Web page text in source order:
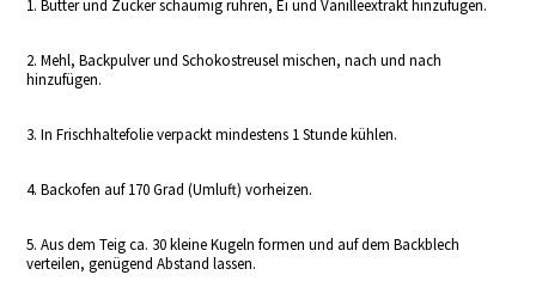
1. Butter und Zucker schaumig rühren, Ei und Vanilleextrakt hinzufügen.
2. Mehl, Backpulver und Schokostreusel mischen, nach und nach
hinzufügen.
3. In Frischhaltefolie verpackt mindestens 1 Stunde kühlen.
4. Backofen auf 170 Grad (Umluft) vorheizen.
5. Aus dem Teig ca. 30 kleine Kugeln formen und auf dem Backblech
verteilen, genügend Abstand lassen.